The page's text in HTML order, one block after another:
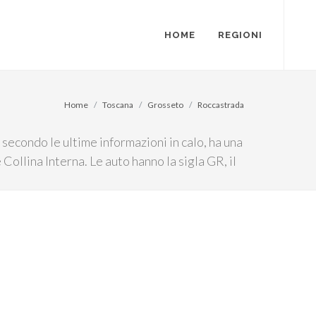
HOME REGIONI
le ultime informazioni in calo, ha una
Interna. Le auto hanno la sigla GR, il
Home Toscana Grosseto Roccastrada